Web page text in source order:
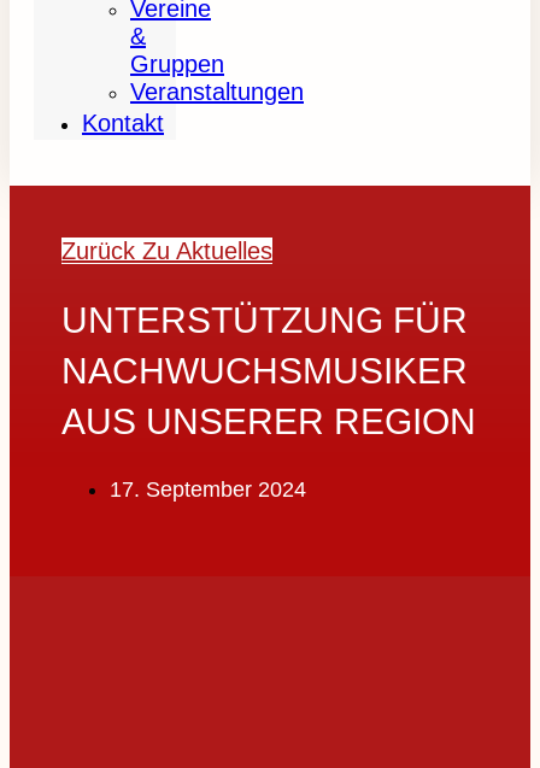
Vereine
&
Gruppen
Veranstaltungen
Kontakt
Zurück Zu Aktuelles
UNTERSTÜTZUNG FÜR
NACHWUCHSMUSIKER
AUS UNSERER REGION
17. September 2024